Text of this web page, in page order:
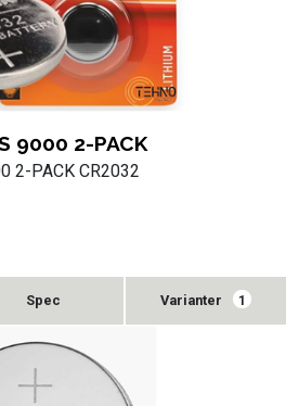
9000 2-PACK
2-PACK CR2032
Varianter 1